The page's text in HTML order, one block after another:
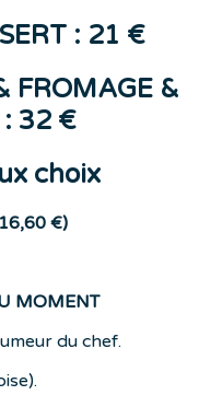
: 21 €
FROMAGE &
: 32 €
choix
€)
MOMENT
du chef.